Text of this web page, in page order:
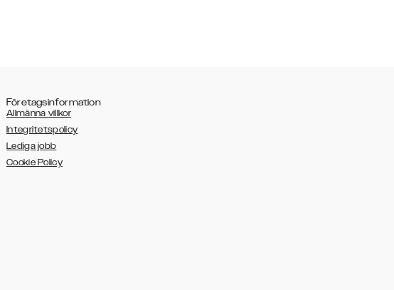
Företagsinformation
Allmänna villkor
Integritetspolicy
Lediga jobb
Cookie Policy